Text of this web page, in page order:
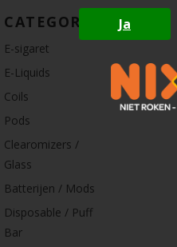
Ja
CATEGORIE
E-sigaret
E-Liquids
Coils
Pods
Clearomizers /
Glass
Batterijen / Mods
Disposable / Puff
Bar